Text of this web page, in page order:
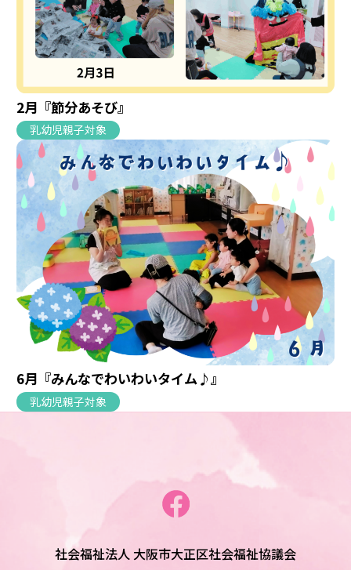
2月『節分あそび』
乳幼児親子対象
6月『みんなでわいわいタイム♪』
乳幼児親子対象
社会福祉法人 大阪市大正区社会福祉協議会